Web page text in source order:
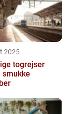
2025
togrejser
smukke